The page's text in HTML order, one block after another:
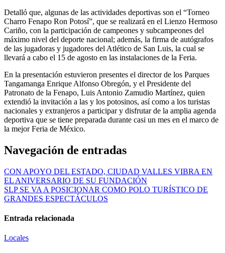
Detalló que, algunas de las actividades deportivas son el “Torneo
Charro Fenapo Ron Potosí”, que se realizará en el Lienzo Hermoso
Cariño, con la participación de campeones y subcampeones del
máximo nivel del deporte nacional; además, la firma de autógrafos
de las jugadoras y jugadores del Atlético de San Luis, la cual se
llevará a cabo el 15 de agosto en las instalaciones de la Feria.
En la presentación estuvieron presentes el director de los Parques
Tangamanga Enrique Alfonso Obregón, y el Presidente del
Patronato de la Fenapo, Luis Antonio Zamudio Martínez, quien
extendió la invitación a las y los potosinos, así como a los turistas
nacionales y extranjeros a participar y disfrutar de la amplia agenda
deportiva que se tiene preparada durante casi un mes en el marco de
la mejor Feria de México.
Navegación de entradas
CON APOYO DEL ESTADO, CIUDAD VALLES VIBRA EN
EL ANIVERSARIO DE SU FUNDACIÓN
SLP SE VA A POSICIONAR COMO POLO TURÍSTICO DE
GRANDES ESPECTÁCULOS
Entrada relacionada
Locales